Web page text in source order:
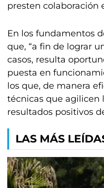
presten colaboración
En los fundamentos
que, “a fin de lograr
casos, resulta
puesta en
los que, de manera
técnicas que agilicen
resultados positivos
LAS MÁS